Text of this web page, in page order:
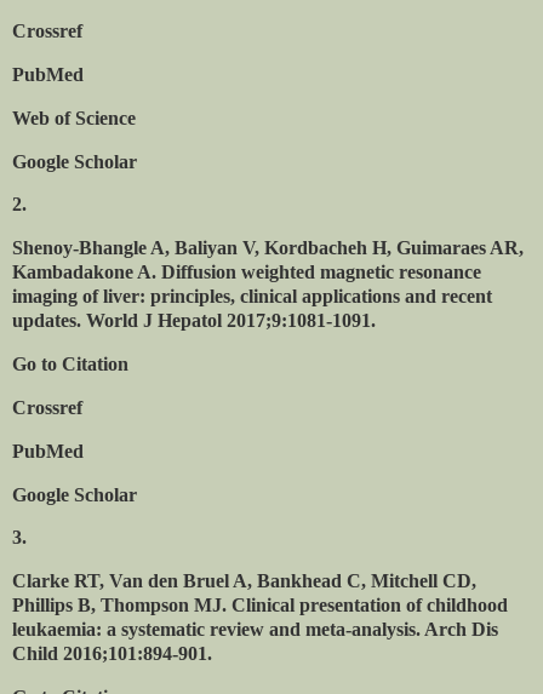
Crossref
PubMed
Web of Science
Google Scholar
2.
Shenoy-Bhangle A, Baliyan V, Kordbacheh H, Guimaraes AR,
Kambadakone A. Diffusion weighted magnetic resonance
imaging of liver: principles, clinical applications and recent
updates. World J Hepatol 2017;9:1081-1091.
Go to Citation
Crossref
PubMed
Google Scholar
3.
Clarke RT, Van den Bruel A, Bankhead C, Mitchell CD,
Phillips B, Thompson MJ. Clinical presentation of childhood
leukaemia: a systematic review and meta-analysis. Arch Dis
Child 2016;101:894-901.